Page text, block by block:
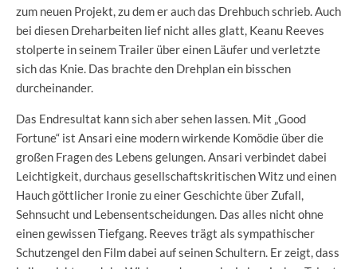
zum neuen Projekt, zu dem er auch das Drehbuch schrieb. Auch
bei diesen Dreharbeiten lief nicht alles glatt, Keanu Reeves
stolperte in seinem Trailer über einen Läufer und verletzte
sich das Knie. Das brachte den Drehplan ein bisschen
durcheinander.
Das Endresultat kann sich aber sehen lassen. Mit „Good
Fortune“ ist Ansari eine modern wirkende Komödie über die
großen Fragen des Lebens gelungen. Ansari verbindet dabei
Leichtigkeit, durchaus gesellschaftskritischen Witz und einen
Hauch göttlicher Ironie zu einer Geschichte über Zufall,
Sehnsucht und Lebensentscheidungen. Das alles nicht ohne
einen gewissen Tiefgang. Reeves trägt als sympathischer
Schutzengel den Film dabei auf seinen Schultern. Er zeigt, dass